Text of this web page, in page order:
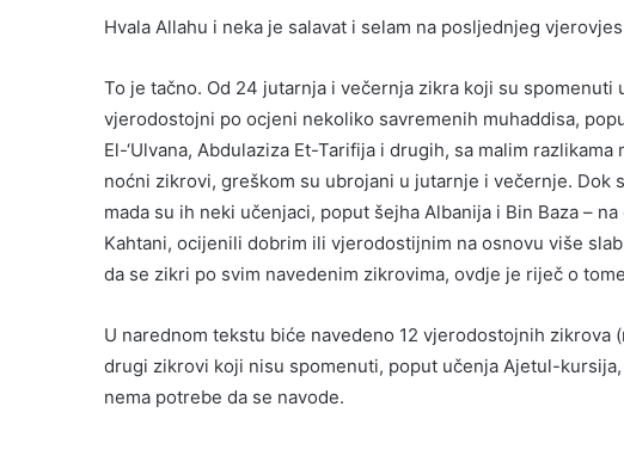
Hvala Allahu i neka je salavat i selam na posljednjeg
To je tačno. Od 24 jutarnja i večernja zikra koji su
vjerodostojni po ocjeni nekoliko savremenih muhaddisa,
El-‘Ulvana, Abdulaziza Et-Tarifija i drugih, sa malim
noćni zikrovi, greškom su ubrojani u jutarnje i večernje. Dok
mada su ih neki učenjaci, poput šejha Albanija i Bin Baza –
Kahtani, ocijenili dobrim ili vjerodostijnim na osnovu više
da se zikri po svim navedenim zikrovima, ovdje je riječ o
U narednom tekstu biće navedeno 12 vjerodostojnih zikrova
drugi zikrovi koji nisu spomenuti, poput učenja Ajetul-
nema potrebe da se navode.